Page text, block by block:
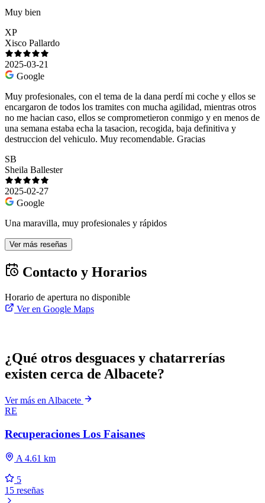
Muy bien
XP
Xisco Pallardo
2025-03-21
Google
Muy profesionales, con el tema de la dana perdí mi coche y ellos se
encargaron de todos los tramites con mucha agilidad, mientras otros
no me hacian caso, ellos se comprometieron conmigo y en menos de
una semana estaba echa la tasacion, recogida, baja definitiva y
destruccion del vehiculo. Muy recomendable. Gracias
SB
Sheila Ballester
2025-02-27
Google
Una maravilla, muy profesionales y rápidos
Ver más reseñas
Contacto y Horarios
Horario de apertura no disponible
Ver en Google Maps
¿Qué otros desguaces y chatarrerías
existen cerca de Albacete?
Ver más en Albacete
RE
Recuperaciones Los Faisanes
A 4.61 km
5
15 reseñas